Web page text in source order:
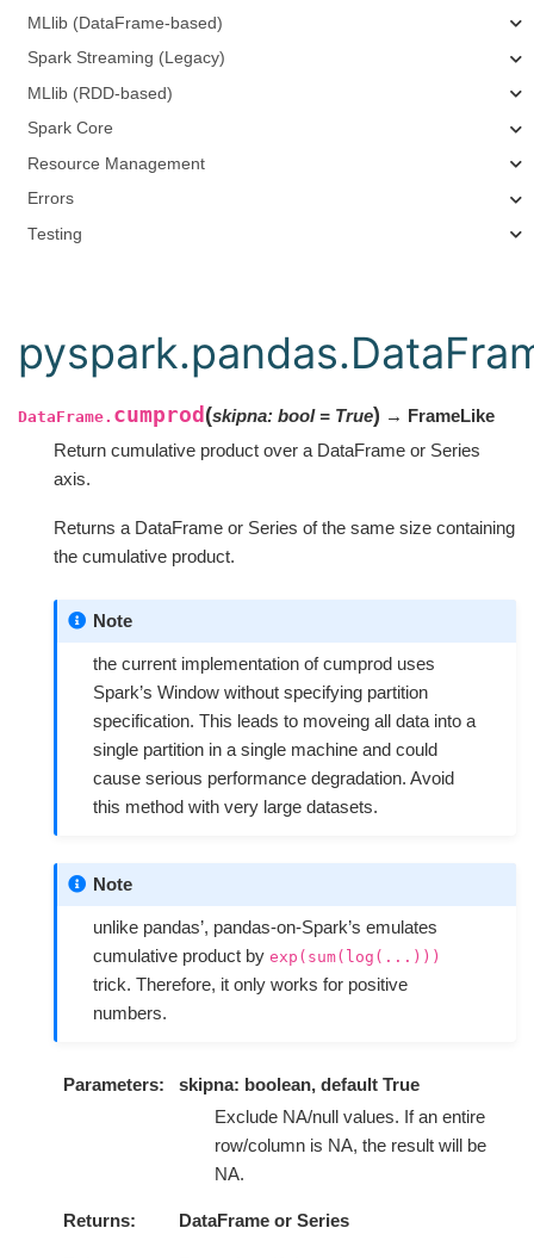
MLlib (DataFrame-based)
Spark Streaming (Legacy)
MLlib (RDD-based)
Spark Core
Resource Management
Errors
Testing
DataFrame. cumprod (skipna: bool = True) → FrameLike
Return cumulative product over a DataFrame or Series
axis.
Returns a DataFrame or Series of the same size containing
the cumulative product.
Note
the current implementation of cumprod uses
Spark’s Window without specifying partition
specification. This leads to moveing all data into a
single partition in a single machine and could
cause serious performance degradation. Avoid
this method with very large datasets.
Note
unlike pandas’, pandas-on-Spark’s emulates
cumulative product by exp(sum(log(...)))
trick. Therefore, it only works for positive
numbers.
Parameters
skipna: boolean, default True
Exclude NA/null values. If an entire
row/column is NA, the result will be
NA.
Returns DataFrame or Series